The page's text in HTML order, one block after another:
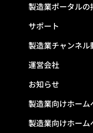
製造業ポータルの
サポート
製造業チャンネル
運営会社
お知らせ
製造業向けホー
製造業向けホー